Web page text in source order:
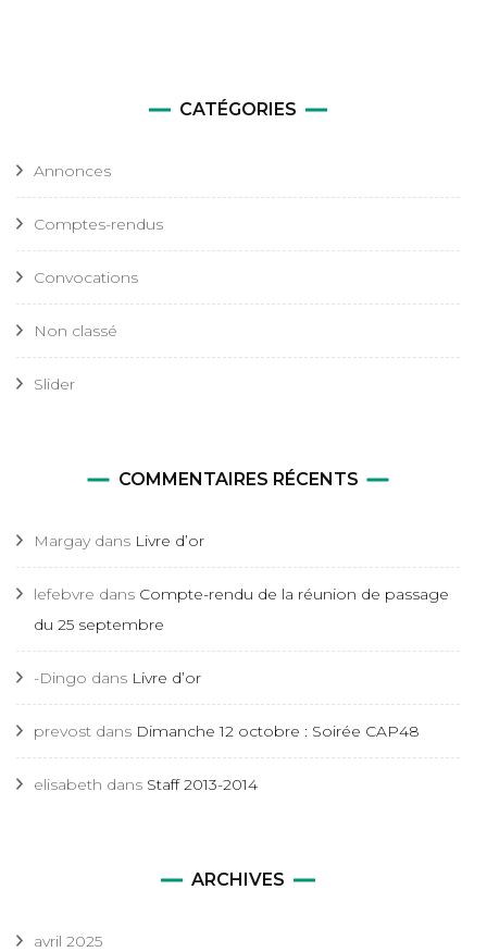
CATÉGORIES
Annonces
Comptes-rendus
Convocations
Non classé
Slider
COMMENTAIRES RÉCENTS
Margay dans Livre d’or
lefebvre dans Compte-rendu de la réunion de passage
du 25 septembre
-Dingo dans Livre d’or
prevost dans Dimanche 12 octobre : Soirée CAP48
elisabeth dans Staff 2013-2014
ARCHIVES
avril 2025